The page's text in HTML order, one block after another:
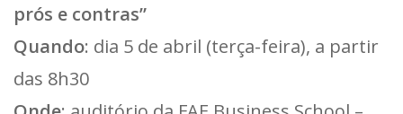
prós e contras”
Quando: dia 5 de abril (terça-feira), a partir
das 8h30